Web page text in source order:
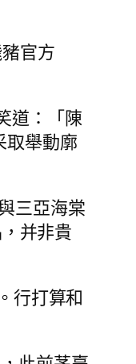
官方
道：「陳
取舉動廓
三亞海棠
并非貴
行打算和